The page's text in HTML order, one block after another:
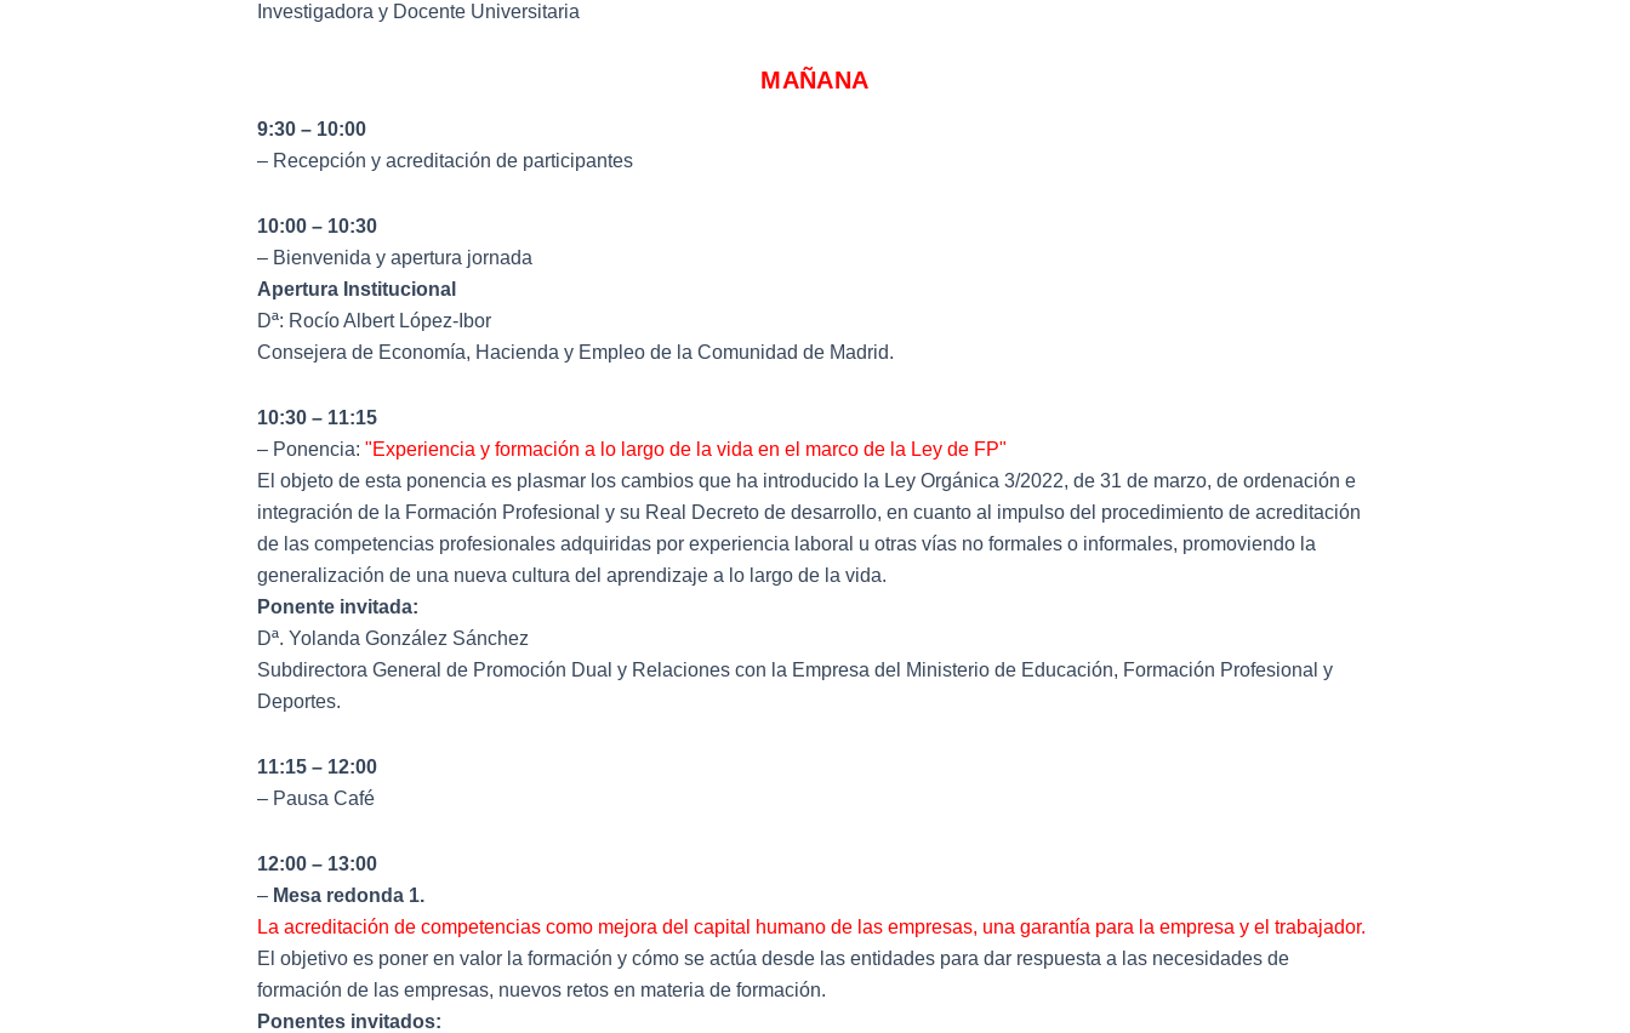
Investigadora y Docente Universitaria
MAÑANA
9:30 – 10:00
– Recepción y acreditación de participantes
10:00 – 10:30
– Bienvenida y apertura jornada
Apertura Institucional
Dª: Rocío Albert López-Ibor
Consejera de Economía, Hacienda y Empleo de la Comunidad de Madrid.
10:30 – 11:15
– Ponencia: "Experiencia y formación a lo largo de la vida en el marco de la Ley de FP"
El objeto de esta ponencia es plasmar los cambios que ha introducido la Ley Orgánica 3/2022, de 31 de marzo, de ordenación e
integración de la Formación Profesional y su Real Decreto de desarrollo, en cuanto al impulso del procedimiento de acreditación
de las competencias profesionales adquiridas por experiencia laboral u otras vías no formales o informales, promoviendo la
generalización de una nueva cultura del aprendizaje a lo largo de la vida.
Ponente invitada:
Dª. Yolanda González Sánchez
Subdirectora General de Promoción Dual y Relaciones con la Empresa del Ministerio de Educación, Formación Profesional y
Deportes.
11:15 – 12:00
– Pausa Café
12:00 – 13:00
– Mesa redonda 1.
La acreditación de competencias como mejora del capital humano de las empresas, una garantía para la empresa y el trabajador.
El objetivo es poner en valor la formación y cómo se actúa desde las entidades para dar respuesta a las necesidades de
formación de las empresas, nuevos retos en materia de formación.
Ponentes invitados: